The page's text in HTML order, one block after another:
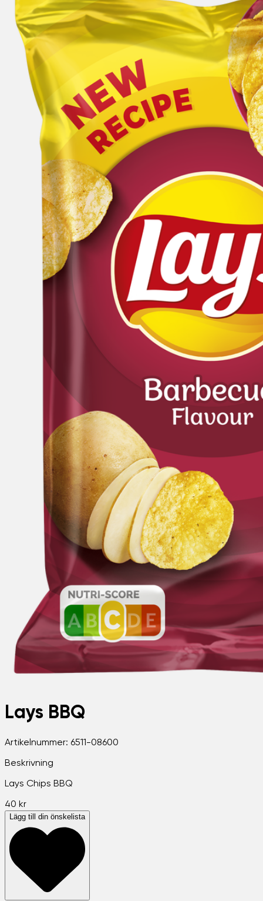
Lays BBQ
Artikelnummer: 6511-08600
Beskrivning
Lays Chips BBQ
40 kr
Lägg till din önskelista